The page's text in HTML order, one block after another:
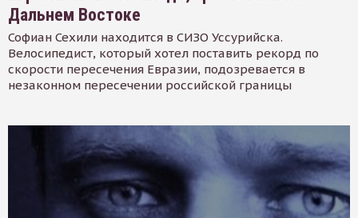
Дальнем Востоке
Софиан Сехили находится в СИЗО Уссурийска.
Велосипедист, который хотел поставить рекорд по
скорости пересечения Евразии, подозревается в
незаконном пересечении российской границы